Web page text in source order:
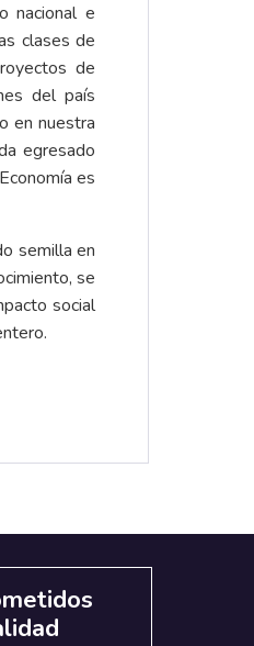
nacional e
clases de
de
del país
en nuestra
egresado
es
semilla en
se
social